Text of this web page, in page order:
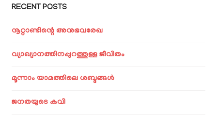
RECENT POSTS
നൂറ്റാണ്ടിന്റെ അനുഭവരേഖ
വ്യാഖ്യാനത്തിനപ്പുറത്തുള്ള ജീവിതം
മൂന്നാം യാമത്തിലെ ശബ്ദങ്ങൾ
ജനതയുടെ കവി